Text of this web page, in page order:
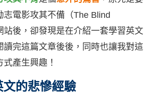
志電影攻其不備（The Blind
站後，卻發現是在介紹一套學習英文
讀完這篇文章後後，同時也讓我對這
產生興趣！
的悲慘經驗